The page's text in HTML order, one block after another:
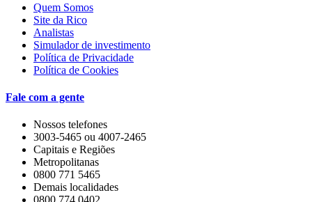
Quem Somos
Site da Rico
Analistas
Simulador de investimento
Política de Privacidade
Política de Cookies
Fale com a gente
Nossos telefones
3003-5465 ou 4007-2465
Capitais e Regiões
Metropolitanas
0800 771 5465
Demais localidades